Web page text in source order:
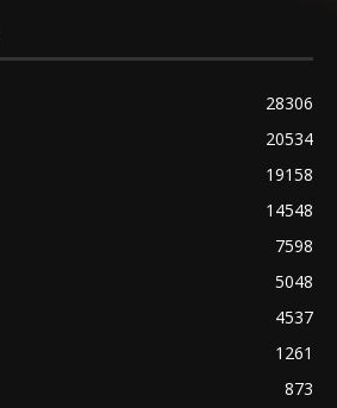
28306
20534
19158
14548
7598
5048
4537
1261
873